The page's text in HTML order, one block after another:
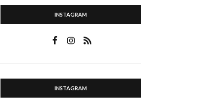
INSTAGRAM
INSTAGRAM